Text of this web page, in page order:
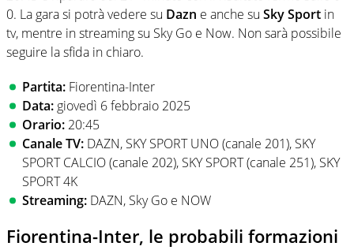
0. La gara si potrà vedere su Dazn e anche su Sky Sport in
tv, mentre in streaming su Sky Go e Now. Non sarà possibile
seguire la sfida in chiaro.
Partita: Fiorentina-Inter
Data: giovedì 6 febbraio 2025
Orario: 20:45
Canale TV: DAZN, SKY SPORT UNO (canale 201), SKY
SPORT CALCIO (canale 202), SKY SPORT (canale 251), SKY
SPORT 4K
Streaming: DAZN, Sky Go e NOW
Fiorentina-Inter, le probabili formazioni